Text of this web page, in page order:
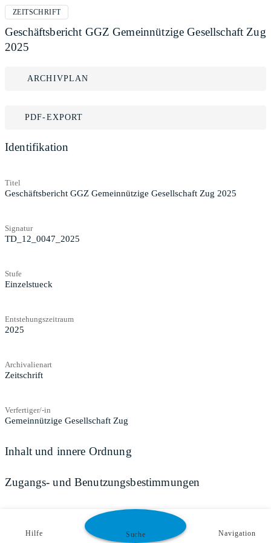
ZEITSCHRIFT
Geschäftsbericht GGZ Gemeinnützige Gesellschaft Zug
2025
ARCHIVPLAN
PDF-EXPORT
Identifikation
Titel
Geschäftsbericht GGZ Gemeinnützige Gesellschaft Zug 2025
Signatur
TD_12_0047_2025
Stufe
Einzelstueck
Entstehungszeitraum
2025
Archivalienart
Zeitschrift
Verfertiger/-in
Gemeinnützige Gesellschaft Zug
Inhalt und innere Ordnung
Zugangs- und Benutzungsbestimmungen
Hilfe Suche Navigation